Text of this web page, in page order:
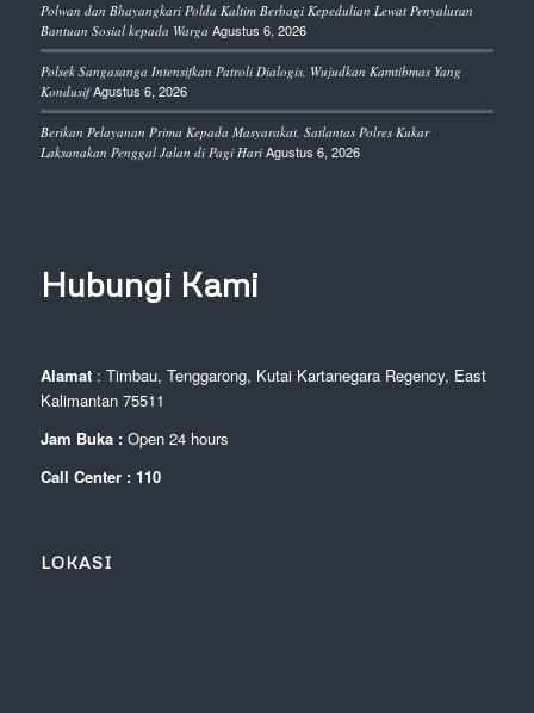
Polwan dan Bhayangkari Polda Kaltim Berbagi Kepedulian Lewat Penyaluran
Bantuan Sosial kepada Warga Agustus 6, 2026
Polsek Sangasanga Intensifkan Patroli Dialogis, Wujudkan Kamtibmas Yang
Kondusif Agustus 6, 2026
Berikan Pelayanan Prima Kepada Masyarakat, Satlantas Polres Kukar
Laksanakan Penggal Jalan di Pagi Hari Agustus 6, 2026
Hubungi Kami
Alamat: Timbau, Tenggarong, Kutai Kartanegara Regency, East
Kalimantan 75511
Jam Buka : Open 24 hours
Call Center : 110
LOKASI